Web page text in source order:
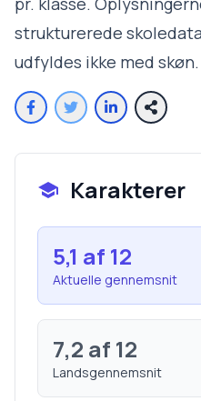
strukturerede
udfyldes ikke med skøn.
Karakterer
5,1 af 12
Aktuelle gennemsnit
7,2 af 12
Landsgennemsnit